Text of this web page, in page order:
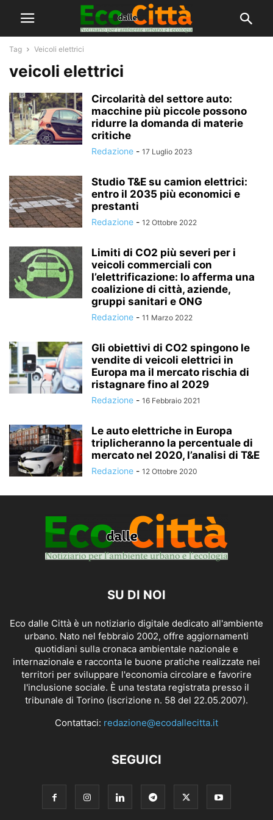
Tag Veicoli elettrici
veicoli elettrici
Circolarità del settore auto:
macchine più piccole possono
ridurre la domanda di materie
critiche
Redazione - 17 Luglio 2023
Studio T&E su camion elettrici:
entro il 2035 più economici e
prestanti
Redazione - 12 Ottobre 2022
Limiti di CO2 più severi per i
veicoli commerciali con
l’elettrificazione: lo afferma una
coalizione di città, aziende,
gruppi sanitari e ONG
Redazione - 11 Marzo 2022
Gli obiettivi di CO2 spingono le
vendite di veicoli elettrici in
Europa ma il mercato rischia di
ristagnare fino al 2029
Redazione - 16 Febbraio 2021
Le auto elettriche in Europa
triplicheranno la percentuale di
mercato nel 2020, l’analisi di T&E
Redazione - 12 Ottobre 2020
SU DI NOI
Eco dalle Città è un notiziario digitale dedicato all'ambiente
urbano. Nato nel febbraio 2002, offre aggiornamenti
quotidiani sulla cronaca ambientale nazionale e
internazionale e racconta le buone pratiche realizzate nei
territori per sviluppare l'economia circolare e favorire
l'inclusione sociale. È una testata registrata presso il
tribunale di Torino (iscrizione n. 58 del 22.05.2007).
Contattaci: redazione@ecodallecitta.it
SEGUICI